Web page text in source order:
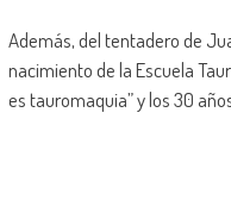
Además, del tentadero de
nacimiento de la Escuela
es tauromaquia” y los 30